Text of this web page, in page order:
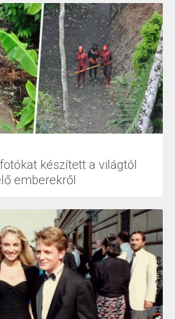
készített a világtól
emberekről